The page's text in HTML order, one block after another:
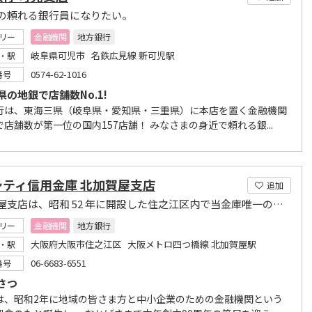
頼れる銀行員になりたい。
ー 金融機関
地方銀行
駅
岐阜県可児市 名鉄広見線 新可児駅
号 0574-62-1016
の地銀で店舗数No.1!
は、東海三県（岐阜県・愛知県・三重県）に本店を置く金融機関
店舗数が第一位の国内157店舗！ みなさまの身近で頼れる銀...
追加
ィ信用金庫 北加賀屋支店
北加賀屋支店は、昭和 52 年に開設した住之江区内で当金庫唯一の店舗です。
ー 金融機関
地方銀行
駅
大阪府大阪市住之江区 大阪メトロ四つ橋線 北加賀屋駅
号 06-6683-6551
つ
、昭和2年に地域の皆さま方と中小企業のための金融機関という